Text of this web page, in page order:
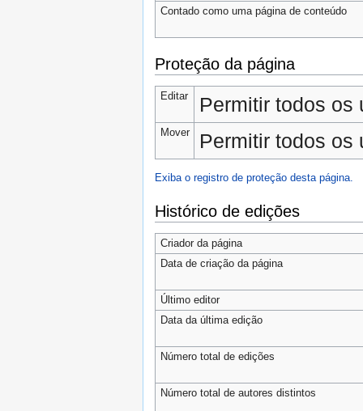
Contado como uma página de conteúdo
Proteção da página
Editar Permitir todos os
Mover Permitir todos os
Exiba o registro de proteção desta página.
Histórico de edições
Criador da página
Data de criação da página
Último editor
Data da última edição
Número total de edições
Número total de autores distintos